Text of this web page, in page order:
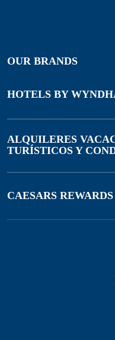
OUR BRANDS
HOTELS BY
ALQUILERES
TURÍSTICOS Y
CAESARS REWARDS